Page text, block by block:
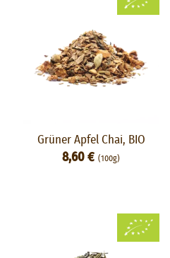
Grüner Apfel Chai, BIO
8,60 € (100g)